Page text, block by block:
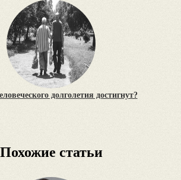
долголетия достигнут?
Похожие статьи